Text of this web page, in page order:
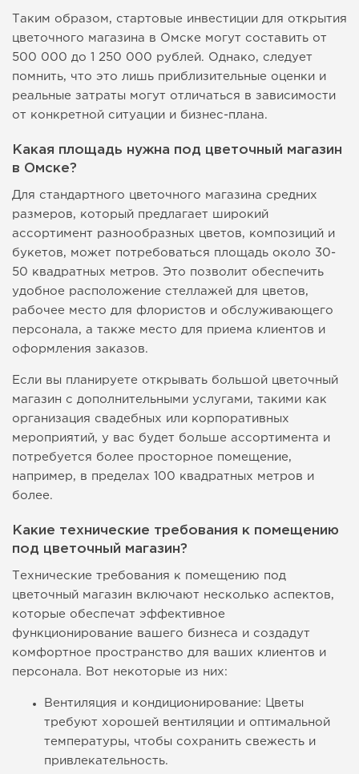
Таким образом, стартовые инвестиции для открытия
цветочного магазина в Омске могут составить от
500 000 до 1 250 000 рублей. Однако, следует
помнить, что это лишь приблизительные оценки и
реальные затраты могут отличаться в зависимости
от конкретной ситуации и бизнес-плана.
Какая площадь нужна под цветочный магазин
в Омске?
Для стандартного цветочного магазина средних
размеров, который предлагает широкий
ассортимент разнообразных цветов, композиций и
букетов, может потребоваться площадь около 30-
50 квадратных метров. Это позволит обеспечить
удобное расположение стеллажей для цветов,
рабочее место для флористов и обслуживающего
персонала, а также место для приема клиентов и
оформления заказов.
Если вы планируете открывать большой цветочный
магазин с дополнительными услугами, такими как
организация свадебных или корпоративных
мероприятий, у вас будет больше ассортимента и
потребуется более просторное помещение,
например, в пределах 100 квадратных метров и
более.
Какие технические требования к помещению
под цветочный магазин?
Технические требования к помещению под
цветочный магазин включают несколько аспектов,
которые обеспечат эффективное
функционирование вашего бизнеса и создадут
комфортное пространство для ваших клиентов и
персонала. Вот некоторые из них:
Вентиляция и кондиционирование: Цветы
требуют хорошей вентиляции и оптимальной
температуры, чтобы сохранить свежесть и
привлекательность.